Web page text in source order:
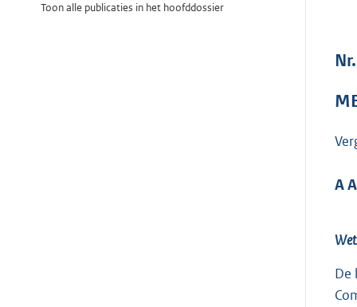
Toon alle publicaties in het hoofddossier
A
De